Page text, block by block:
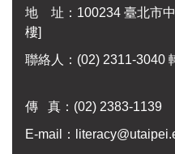
地 址：100234 臺北市
樓]
聯絡人：(02) 2311-3040
傳 真： (02) 2383-1139
E-mail：